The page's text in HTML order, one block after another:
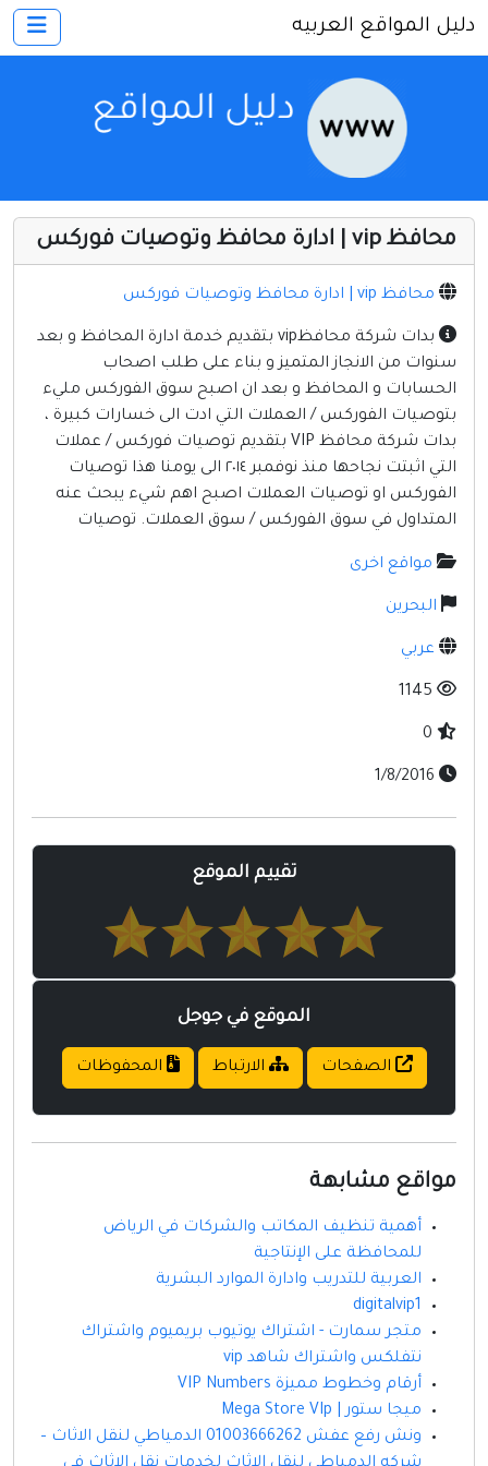
اتصل بنا
أخرى ومنوعه
إنترنت وشبكات
الأسرة والترفيه
كمبيوتر وبرامج
منتديات
مواقع إخباريه
مواقع إسلامية
دليل المواقع العربيه
محافظ vip | ادارة محافظ وتوصيات فوركس
محافظ vip | ادارة محافظ وتوصيات فوركس
بدات شركة محافظvip بتقديم خدمة ادارة المحافظ و بعد
سنوات من الانجاز المتميز و بناء على طلب اصحاب
الحسابات و المحافظ و بعد ان اصبح سوق الفوركس مليء
بتوصيات الفوركس / العملات التي ادت الى خسارات كبيرة ،
بدات شركة محافظ VIP بتقديم توصيات فوركس / عملات
التي اثبتت نجاحها منذ نوفمبر ٢٠١٤ الى يومنا هذا توصيات
الفوركس او توصيات العملات اصبح اهم شيء يبحث عنه
المتداول في سوق الفوركس / سوق العملات. توصيات
مواقع اخرى
البحرين
عربي
تقييم الموقع
الموقع في جوجل
الصفحات الارتباط المحفوظات
مواقع مشابهة
أهمية تنظيف المكاتب والشركات في الرياض
للمحافظة على الإنتاجية
العربية للتدريب وادارة الموارد البشرية
digitalvip1
متجر سمارت - اشتراك يوتيوب بريميوم واشتراك
نتفلكس واشتراك شاهد vip
أرقام وخطوط مميزة VIP Numbers
ميجا ستور | Mega Store VIp
ونش رفع عفش 01003666262 الدمياطي لنقل الاثاث –